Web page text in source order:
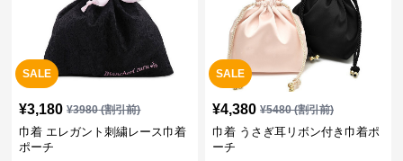
SALE
¥3,180 ¥3980(割引前)
巾着 エレガント刺繍レース巾着
ポーチ
SALE
¥4,380 ¥5480(割引前)
巾着 うさぎ耳リボン付き巾着ポ
ーチ